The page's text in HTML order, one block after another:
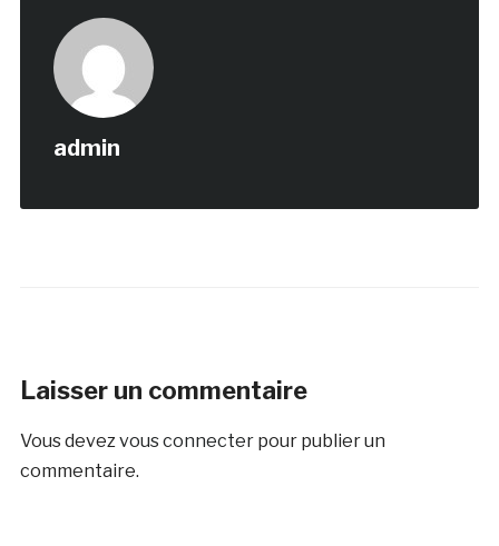
admin
Laisser un commentaire
Vous devezvous connecterpour publier un
commentaire.